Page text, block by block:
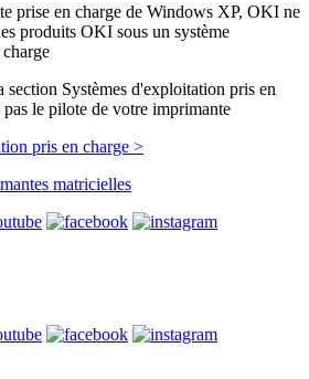
prise en charge de Windows XP, OKI ne
produits OKI sous un système
section Systèmes d'exploitation pris en
le pilote de votre imprimante
pris en charge >
matricielles